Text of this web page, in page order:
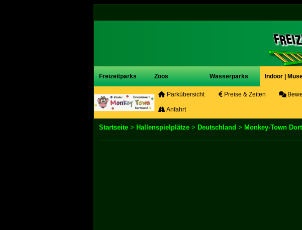
Freizeitparks Zoos Wasserparks Indoor |
Parkübersicht Preise & Zeiten
Anfahrt
Startseite > Hallenspielplätze > Deutschland > Monkey-Town